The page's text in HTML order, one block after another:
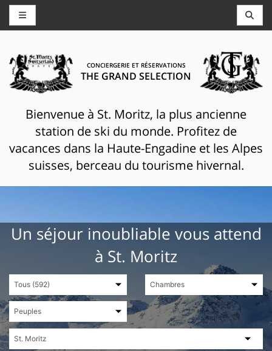
CONCIERGERIE ET RÉSERVATIONS
THE GRAND SELECTION
Bienvenue à St. Moritz, la plus ancienne
station de ski du monde. Profitez de
vacances dans la Haute-Engadine et les Alpes
suisses, berceau du tourisme hivernal.
Un séjour inoubliable vous attend
à St. Moritz